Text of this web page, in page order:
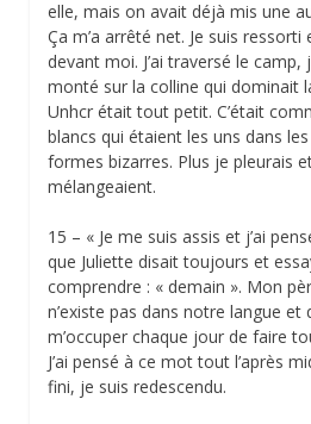
elle, mais on avait déjà mis une
Ça m’a arrêté net. Je suis ressorti
devant moi. J’ai traversé le
monté sur la colline qui dominait
Unhcr était tout petit. C’était
blancs qui étaient les uns dans
formes bizarres. Plus je pleurais
mélangeaient.
15 – « Je me suis assis et j’ai
que Juliette disait toujours et
comprendre : « demain ». Mon
n’existe pas dans notre langue et
m’occuper chaque jour de faire
J’ai pensé à ce mot tout l’après
fini, je suis redescendu.